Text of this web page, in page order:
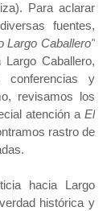
Para aclarar
fuentes,
Largo Caballero"
Caballero,
y
revisamos los
atención a El
rastro de
hacia Largo
histórica y